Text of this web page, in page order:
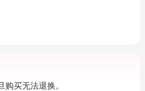
买无法退换。